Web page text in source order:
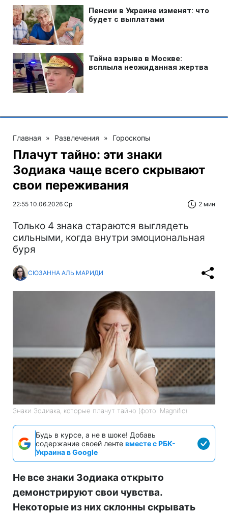
Главная » Развлечения » Гороскопы
Плачут тайно: эти знаки
Зодиака чаще всего скрывают
свои переживания
22:55 10.06.2026 Ср 2 мин
Только 4 знака стараются выглядеть
сильными, когда внутри эмоциональная
буря
СЮЗАННА АЛЬ МАРИДИ
Знаки Зодиака, которые плачут тайно (фото: Magnific)
Будь в курсе, а не в шоке! Добавь
содержание своей ленте вместе с РБК-
Украина в Google
Не все знаки Зодиака открыто
демонстрируют свои чувства.
Некоторые из них склонны скрывать